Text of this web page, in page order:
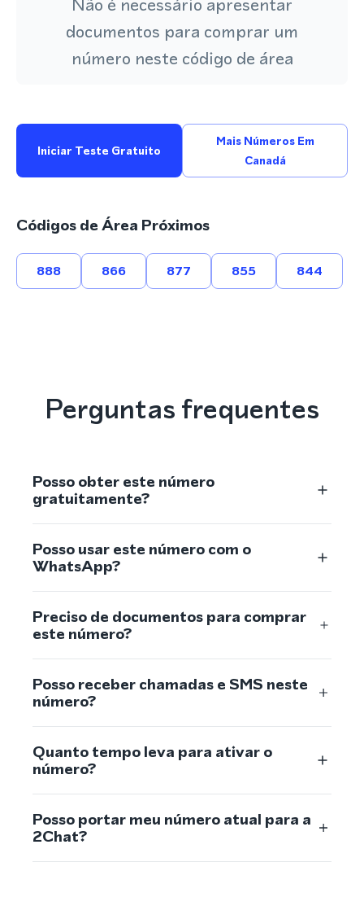
documentos para comprar um
número neste código de área
Iniciar Teste Gratuito
Mais Números Em
Canadá
Códigos de Área Próximos
888 866 877 855 844
Perguntas frequentes
Posso obter este número
gratuitamente?
Posso usar este número com o
WhatsApp?
Preciso de documentos para comprar
este número?
Posso receber chamadas e SMS neste
número?
Quanto tempo leva para ativar o
número?
Posso portar meu número atual para a
2Chat?